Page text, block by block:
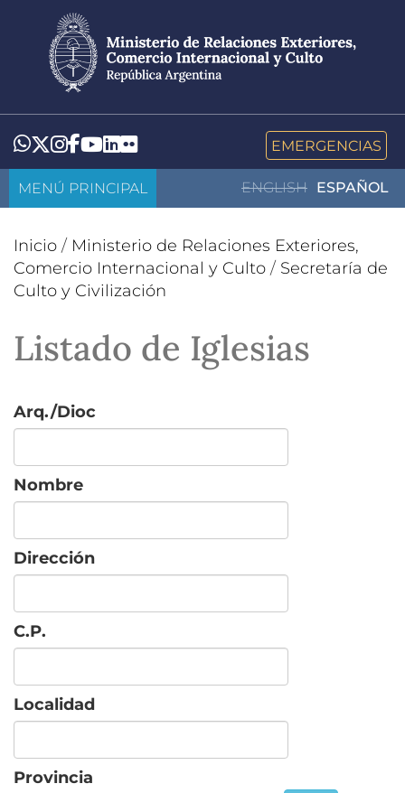
contenido
principal
Whatsapp
Twitter
Instagram
Facebook
YouTube
LinkedIn
Flickr EMERGENCIAS
ENGLISH ESPAÑOL
MENÚ PRINCIPAL
Inicio / Ministerio de Relaciones Exteriores,
Comercio Internacional y Culto / Secretaría de
Culto y Civilización
Listado de Iglesias
Arq./Dioc
Nombre
Dirección
C.P.
Localidad
Provincia